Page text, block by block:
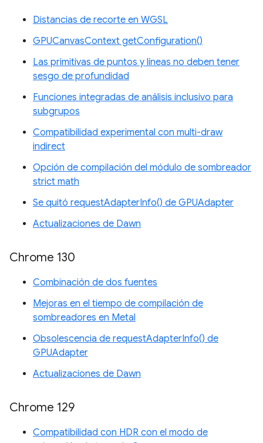
Distancias de recorte en WGSL
GPUCanvasContext getConfiguration()
Las primitivas de puntos y líneas no deben tener
sesgo de profundidad
Funciones integradas de análisis inclusivo para
subgrupos
Compatibilidad experimental con multi-draw
indirect
Opción de compilación del módulo de sombreador
strict math
Se quitó requestAdapterInfo() de GPUAdapter
Actualizaciones de Dawn
Chrome 130
Combinación de dos fuentes
Mejoras en el tiempo de compilación de
sombreadores en Metal
Obsolescencia de requestAdapterInfo() de
GPUAdapter
Actualizaciones de Dawn
Chrome 129
Compatibilidad con HDR con el modo de